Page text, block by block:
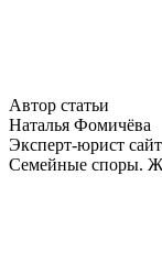
Автор статьи
Наталья Фомичёва
Эксперт-юрист
Семейные споры.